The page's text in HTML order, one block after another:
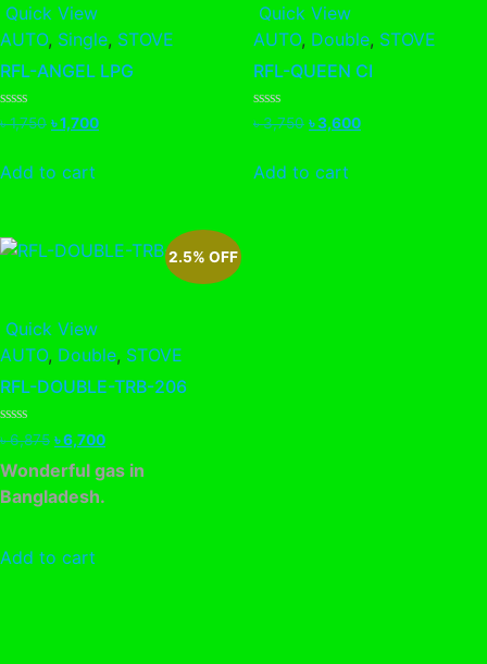
Quick View
AUTO, Single, STOVE
RFL-ANGEL LPG
Rated
of
5
৳1,750 Original
was:
৳1,700Current
Add to cart
Quick View
AUTO, Double, STOVE
RFL-QUEEN CI
Rated
of
5
৳3,750 Original
was:
৳3,600Current
Add to cart
2.5% OFF
Quick View
AUTO, Double, STOVE
RFL-DOUBLE-TRB-206
Rated
0
out
of
5
৳6,875 Original
price
was:
৳ 6,875.
৳6,700Current
price
is:
Wonderful gas in
Bangladesh.
Add to cart